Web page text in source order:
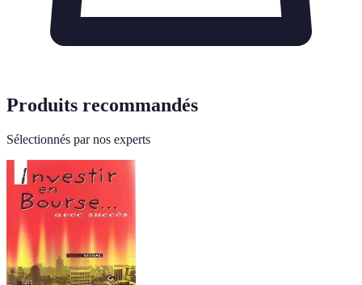
Produits recommandés
Sélectionnés par nos experts